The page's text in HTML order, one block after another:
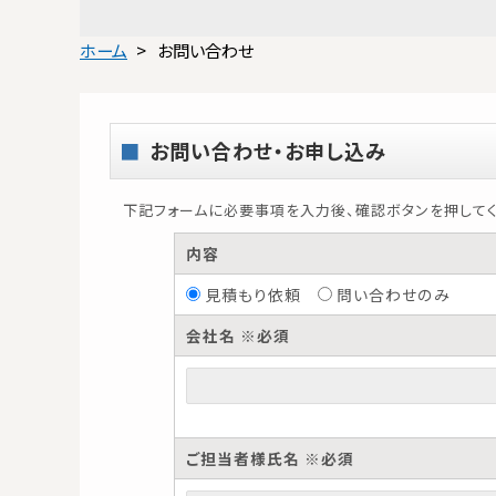
ホーム お問い合わせ
お問い合わせ・お申し込み
下記フォームに必要事項を入力後、確認ボタンを押して
内容
見積もり依頼
問い合わせのみ
会社名 ※必須
ご担当者様氏名 ※必須